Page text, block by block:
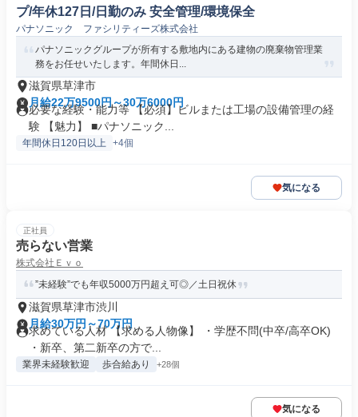
プ/年休127日/日勤のみ 安全管理/環境保全
パナソニック ファシリティーズ株式会社
パナソニックグループが所有する敷地内にある建物の廃棄物管理業
務をお任せいたします。年間休日...
滋賀県草津市
月給22万9500円～30万6000円
必要な経験・能力等 【必須】ビルまたは工場の設備管理の経
験 【魅力】 ■パナソニック...
年間休日120日以上 +4個
気になる
正社員
売らない営業
株式会社Ｅｖｏ
”未経験”でも年収5000万円超え可◎／土日祝休
滋賀県草津市渋川
月給30万円～70万円
求めている人材 【求める人物像】 ・学歴不問(中卒/高卒OK)
・新卒、第二新卒の方で...
業界未経験歓迎 歩合給あり +28個
気になる